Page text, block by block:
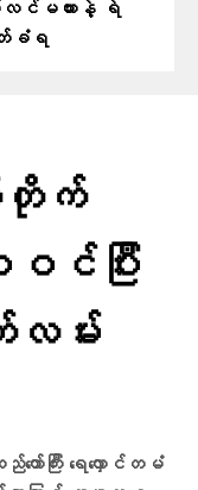
င်မယားနဲ့ ရဲ
ခံရ
တိုက်
င်ပြီး
မ်း
ကြီး ရေလှောင်တမံ